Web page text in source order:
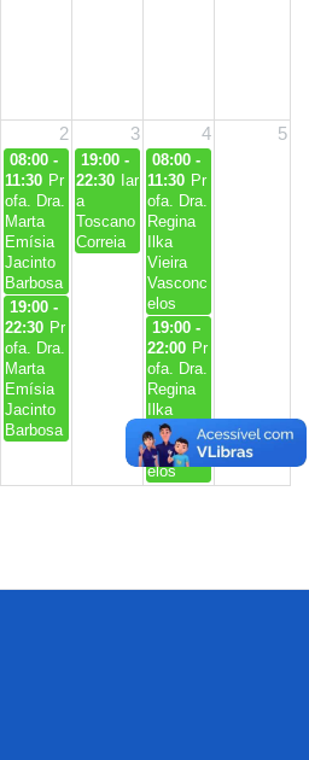
08:00 -
11:30 Pr
ofa. Dra.
Regina
Ilka
Vieira
Vasconc
elos
19:00 -
22:00 Pr
ofa. Dra.
Regina
Ilka
Vieira
Vasconc
elos
08:00 -
11:30 Pr
ofa. Dra.
Marta
Emísia
Jacinto
Barbosa
19:00 -
22:30 Pr
ofa. Dra.
Marta
Emísia
Jacinto
Barbosa
19:00 -
22:30 Iar
a
Toscano
Correia
2 3 4 5